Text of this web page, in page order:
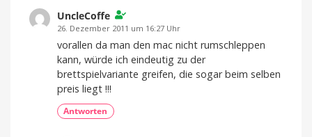
UncleCoffe
26. Dezember 2011 um 16:27 Uhr
vorallen da man den mac nicht rumschleppen
kann, würde ich eindeutig zu der
brettspielvariante greifen, die sogar beim selben
preis liegt !!!
Antworten